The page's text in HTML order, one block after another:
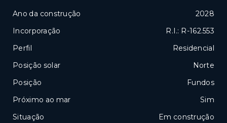
Ano da construção
2028
Incorporação
R.I.: R-162.553
Perfil
Residencial
Posição solar
Norte
Posição
Fundos
Próximo ao mar
Sim
Situação
Em construção